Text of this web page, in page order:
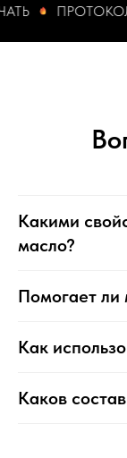
ПРОТОКОЛЫ
Какими
масло?
Помогает ли
Как
Каков